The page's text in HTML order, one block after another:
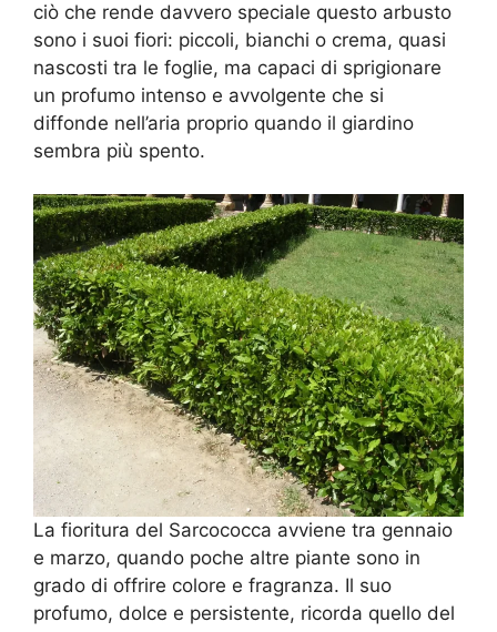
ciò che rende davvero speciale questo arbusto
sono i suoi fiori: piccoli, bianchi o crema, quasi
nascosti tra le foglie, ma capaci di sprigionare
un profumo intenso e avvolgente che si
diffonde nell’aria proprio quando il giardino
sembra più spento.
La fioritura del Sarcococca avviene tra gennaio
e marzo, quando poche altre piante sono in
grado di offrire colore e fragranza. Il suo
profumo, dolce e persistente, ricorda quello del